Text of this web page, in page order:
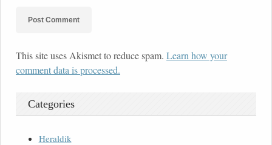
This site uses Akismet to reduce spam. Learn how your
comment data is processed.
Categories
Heraldik